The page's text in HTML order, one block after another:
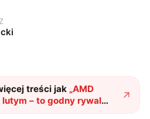
treści jak „AMD
lutym – to godny rywal